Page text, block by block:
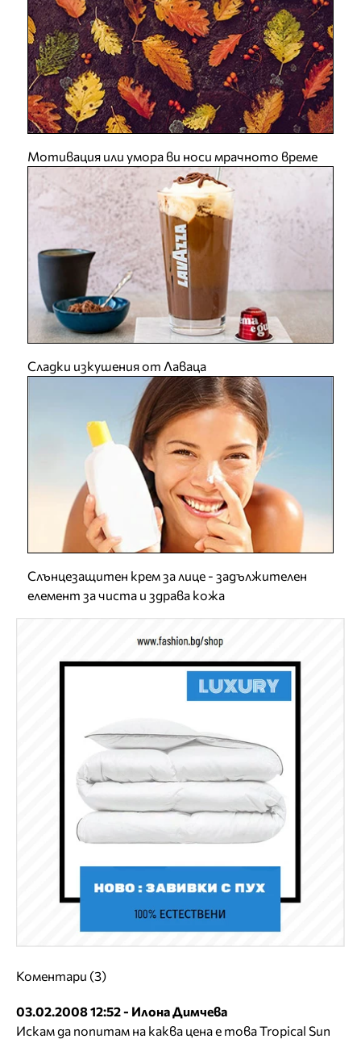
Мотивация или умора ви носи мрачното време
Сладки изкушения от Лаваца
Слънцезащитен крем за лице - задължителен
елемент за чиста и здрава кожа
Коментари (3)
03.02.2008 12:52 - Илона Димчева
Искам да попитам на каква цена е това Tropical Sun